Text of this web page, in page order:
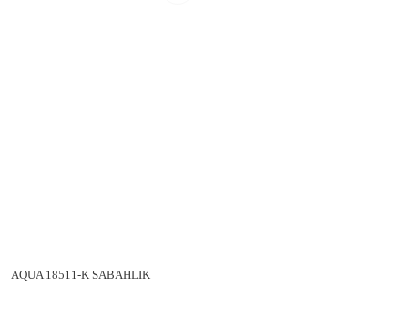
AQUA 18511-K SABAHLIK